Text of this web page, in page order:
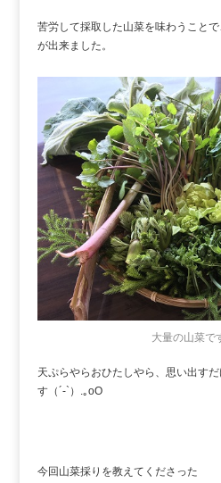
苦労して採取した山菜を味わうこと
が出来ました。
大量の山菜で
天ぷらやらおひたしやら、思い出す
す（´-`）.｡oO
今回山菜採りを教えてくださった